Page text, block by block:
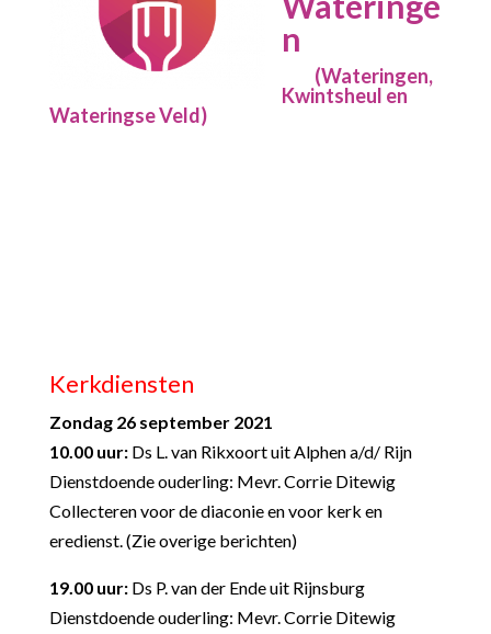
n
(Wateringen,
Kwintsheul en
Wateringse Veld)
Kerkdiensten
Zondag 26 september 2021
10.00 uur:Ds L. van Rikxoort uit Alphen a/d/ Rijn
Dienstdoende ouderling: Mevr. Corrie Ditewig
Collecteren voor de diaconie en voor kerk en
eredienst. (Zie overige berichten)
19.00 uur:Ds P. van der Ende uit Rijnsburg
Dienstdoende ouderling: Mevr. Corrie Ditewig